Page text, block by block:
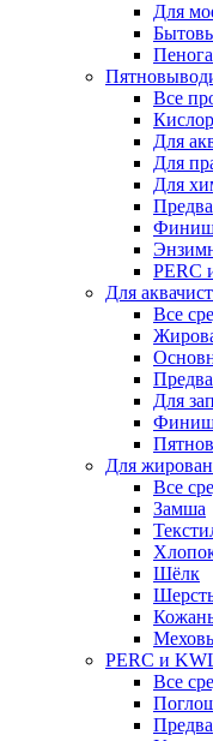
Для
Все
Для
Для
Для
PERC
Для
Все
Для
Для
Все
Замша
Шёлк
PERC и
Все